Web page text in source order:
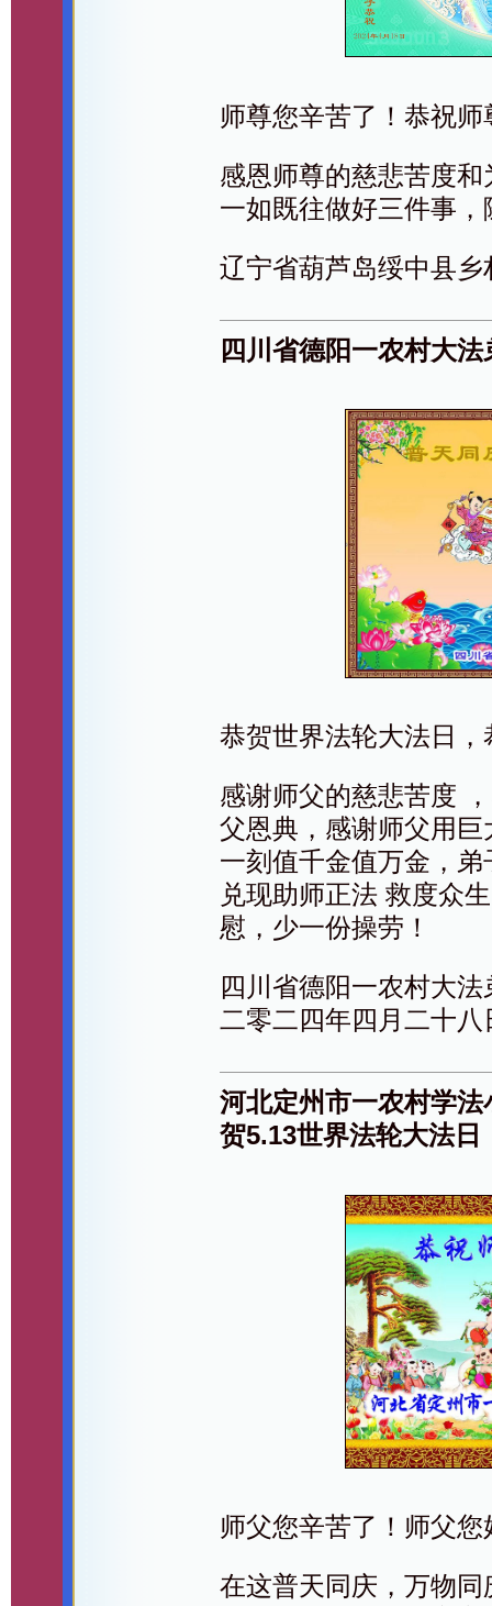
师尊您辛苦了！恭祝
感恩师尊的慈悲苦度
一如既往做好三件事
辽宁省葫芦岛绥中县
四川省德阳一农村大
恭贺世界法轮大法日
感谢师父的慈悲苦度
父恩典，感谢师父用
一刻值千金值万金，
兑现助师正法 救度众
慰，少一份操劳！
四川省德阳一农村大法
二零二四年四月二十八
河北定州市一农村学
贺5.13世界法轮大法日
师父您辛苦了！师父您
在这普天同庆，万物